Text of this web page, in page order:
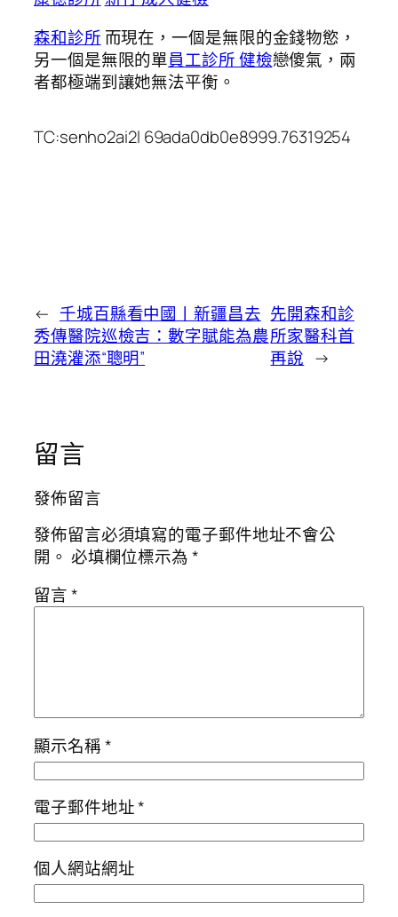
森和診所 而現在，一個是無限的金錢物慾，
另一個是無限的單員工診所 健檢戀傻氣，兩
者都極端到讓她無法平衡。
TC:senho2ai2l 69ada0db0e8999.76319254
← 千城百縣看中國丨新疆昌去
秀傳醫院巡檢吉：數字賦能為農
田澆灌添“聰明”
先開森和診
所家醫科首
再說 →
留言
發佈留言
發佈留言必須填寫的電子郵件地址不會公
開。 必填欄位標示為*
留言*
顯示名稱*
電子郵件地址*
個人網站網址